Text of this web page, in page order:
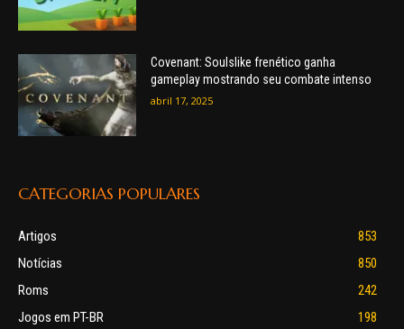
Covenant: Soulslike frenético ganha
gameplay mostrando seu combate intenso
abril 17, 2025
CATEGORIAS POPULARES
Artigos
853
Notícias
850
Roms
242
Jogos em PT-BR
198